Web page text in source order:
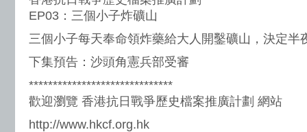
EP03：三個小子炸礦山
三個小子每天奉命領炸藥給大人開鑿礦山，決定半
下集預告：沙頭角憲兵部受審
******************************
歡迎瀏覽 香港抗日戰爭歷史檔案推廣計劃 網站
http://www.hkcf.org.hk